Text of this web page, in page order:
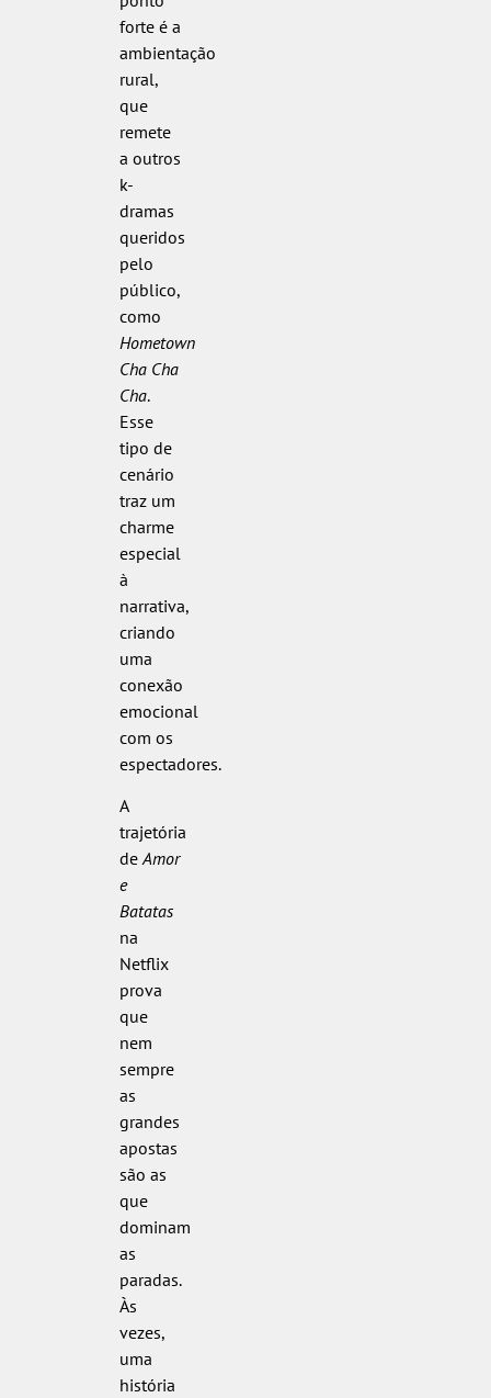
forte é a
ambientação
rural,
que
remete
a outros
k-
dramas
queridos
pelo
público,
como
Hometown
Cha Cha
Cha.
Esse
tipo de
cenário
traz um
charme
especial
à
narrativa,
criando
uma
conexão
emocional
com os
espectadores.
A
trajetória
deAmor
e
Batatas
na
Netflix
prova
que
nem
sempre
as
grandes
apostas
são as
que
dominam
as
paradas.
Às
vezes,
uma
história